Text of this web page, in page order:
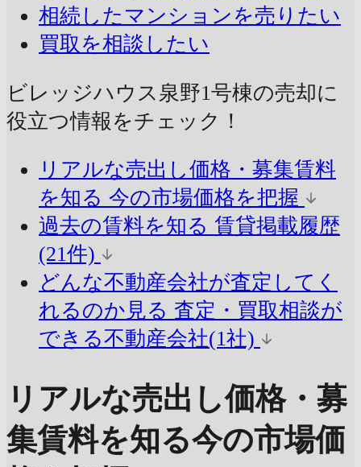
相続したマンションを売りたい
買取を相談したい
ビレッジハウス泉野1号棟の売却に
役立つ情報をチェック！
リアルな売出し価格・募集賃料
を知る 今の市場価格を把握
過去の賃料を知る 賃貸掲載履歴
(21件)
どんな不動産会社が査定してく
れるのか見る 査定・買取相談が
できる不動産会社(1社)
リアルな売出し価格・募
集賃料を知る今の市場価